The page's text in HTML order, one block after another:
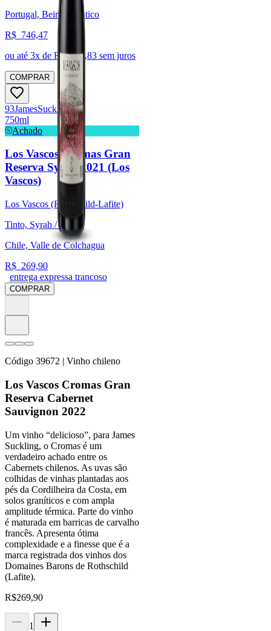
Portugal, Beira Atlântico
R$ 746,47
ou até 3x de R$ 248,83 sem juros
COMPRAR
93JamesSuckling
750ml
Achado
Los Vascos Cromas Gran
Reserva Syrah 2021 (Los
Vascos)
Los Vascos (Rothschild-Lafite)
Tinto, Syrah / Shiraz
Chile, Valle de Colchagua
R$ 269,90
entrega expressa trancoso
COMPRAR
Código 39672 | Vinho chileno
Los Vascos Cromas Gran
Reserva Cabernet
Sauvignon 2022
Um vinho “delicioso”, para James
Suckling, o Cromas é um
verdadeiro achado entre os
Cabernets chilenos. As uvas são
colhidas de vinhas plantadas aos
pés da Cordilheira da Costa, em
solos graníticos e com ampla
amplitude térmica. Parte do vinho
é maturada em barricas de carvalho
francês. Apresenta ótima
complexidade e a finesse que é a
marca registrada dos vinhos dos
Domaines Barons de Rothschild
(Lafite).
R$269,90
1